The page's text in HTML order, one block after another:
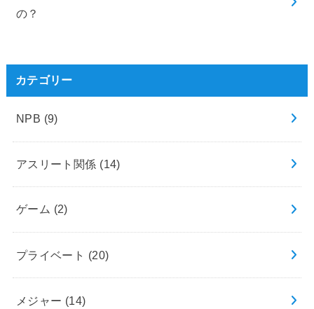
の？
カテゴリー
NPB (9)
アスリート関係 (14)
ゲーム (2)
プライベート (20)
メジャー (14)